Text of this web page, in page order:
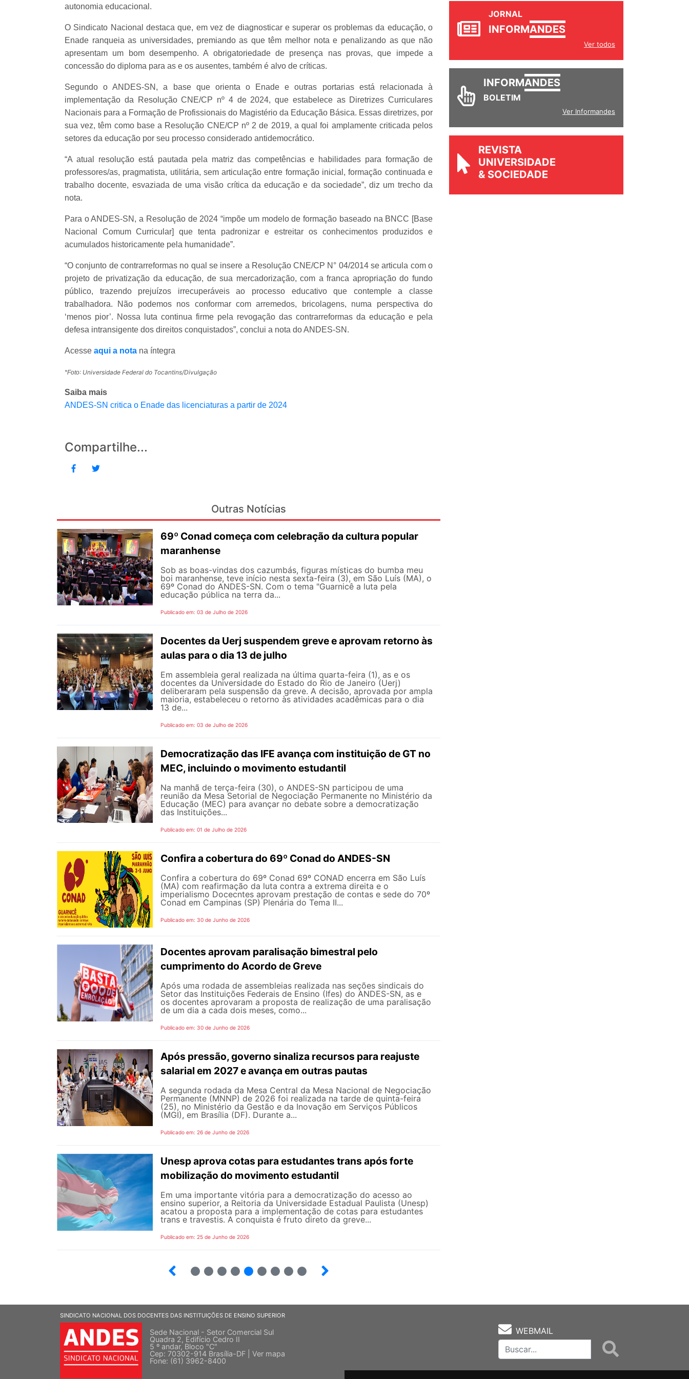
autonomia educacional.
O Sindicato Nacional destaca que, em vez de diagnosticar e superar os problemas da educação, o
Enade ranqueia as universidades, premiando as que têm melhor nota e penalizando as que não
apresentam um bom desempenho. A obrigatoriedade de presença nas provas, que impede a
concessão do diploma para as e os ausentes, também é alvo de críticas.
Segundo o ANDES-SN, a base que orienta o Enade e outras portarias está relacionada à
implementação da Resolução CNE/CP nº 4 de 2024, que estabelece as Diretrizes Curriculares
Nacionais para a Formação de Profissionais do Magistério da Educação Básica. Essas diretrizes, por
sua vez, têm como base a Resolução CNE/CP nº 2 de 2019, a qual foi amplamente criticada pelos
setores da educação por seu processo considerado antidemocrático.
“A atual resolução está pautada pela matriz das competências e habilidades para formação de
professores/as, pragmatista, utilitária, sem articulação entre formação inicial, formação continuada e
trabalho docente, esvaziada de uma visão crítica da educação e da sociedade”, diz um trecho da
nota.
Para o ANDES-SN, a Resolução de 2024 “impõe um modelo de formação baseado na BNCC [Base
Nacional Comum Curricular] que tenta padronizar e estreitar os conhecimentos produzidos e
acumulados historicamente pela humanidade”.
“O conjunto de contrarreformas no qual se insere a Resolução CNE/CP N° 04/2014 se articula com o
projeto de privatização da educação, de sua mercadorização, com a franca apropriação do fundo
público, trazendo prejuízos irrecuperáveis ao processo educativo que contemple a classe
trabalhadora. Não podemos nos conformar com arremedos, bricolagens, numa perspectiva do
‘menos pior’. Nossa luta continua firme pela revogação das contrarreformas da educação e pela
defesa intransigente dos direitos conquistados”, conclui a nota do ANDES-SN.
Acesse aqui a nota na íntegra
*Foto: Universidade Federal do Tocantins/Divulgação
Saiba mais
ANDES-SN critica o Enade das licenciaturas a partir de 2024
Compartilhe...
Outras Notícias
69º Conad começa com celebração da cultura popular
maranhense
Sob as boas-vindas dos cazumbás, figuras místicas do bumba meu
boi maranhense, teve início nesta sexta-feira (3), em São Luís (MA), o
69º Conad do ANDES-SN. Com o tema "Guarnicê a luta pela
educação pública na terra da...
Publicado em: 03 de Julho de 2026
Docentes da Uerj suspendem greve e aprovam retorno às
aulas para o dia 13 de julho
Em assembleia geral realizada na última quarta-feira (1), as e os
docentes da Universidade do Estado do Rio de Janeiro (Uerj)
deliberaram pela suspensão da greve. A decisão, aprovada por ampla
maioria, estabeleceu o retorno às atividades acadêmicas para o dia
13 de...
Publicado em: 03 de Julho de 2026
Democratização das IFE avança com instituição de GT no
MEC, incluindo o movimento estudantil
Na manhã de terça-feira (30), o ANDES-SN participou de uma
reunião da Mesa Setorial de Negociação Permanente no Ministério da
Educação (MEC) para avançar no debate sobre a democratização
das Instituições...
Publicado em: 01 de Julho de 2026
Confira a cobertura do 69º Conad do ANDES-SN
Confira a cobertura do 69º Conad 69º CONAD encerra em São Luís
(MA) com reafirmação da luta contra a extrema direita e o
imperialismo Docecntes aprovam prestação de contas e sede do 70º
Conad em Campinas (SP) Plenária do Tema II...
Publicado em: 30 de Junho de 2026
Docentes aprovam paralisação bimestral pelo
cumprimento do Acordo de Greve
Após uma rodada de assembleias realizada nas seções sindicais do
Setor das Instituições Federais de Ensino (Ifes) do ANDES-SN, as e
os docentes aprovaram a proposta de realização de uma paralisação
de um dia a cada dois meses, como...
Publicado em: 30 de Junho de 2026
Após pressão, governo sinaliza recursos para reajuste
salarial em 2027 e avança em outras pautas
A segunda rodada da Mesa Central da Mesa Nacional de Negociação
Permanente (MNNP) de 2026 foi realizada na tarde de quinta-feira
(25), no Ministério da Gestão e da Inovação em Serviços Públicos
(MGI), em Brasília (DF). Durante a...
Publicado em: 26 de Junho de 2026
Unesp aprova cotas para estudantes trans após forte
mobilização do movimento estudantil
Em uma importante vitória para a democratização do acesso ao
ensino superior, a Reitoria da Universidade Estadual Paulista (Unesp)
acatou a proposta para a implementação de cotas para estudantes
trans e travestis. A conquista é fruto direto da greve...
Publicado em: 25 de Junho de 2026
JORNAL
INFORMANDES
Ver todos
INFORMANDES
BOLETIM
Ver Informandes
REVISTA
UNIVERSIDADE
& SOCIEDADE
SINDICATO NACIONAL DOS DOCENTES DAS INSTITUIÇÕES DE ENSINO SUPERIOR
Sede Nacional - Setor Comercial Sul
Quadra 2, Edifício Cedro II
5 º andar, Bloco "C"
Cep: 70302-914 Brasília-DF | Ver mapa
Fone: (61) 3962-8400
WEBMAIL